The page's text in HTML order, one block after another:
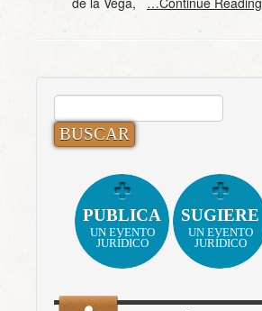
BUSCAR:
PUBLICA
UN EVENTO
JURÍDICO
SUGIERE
UN EVENTO
JURÍDICO